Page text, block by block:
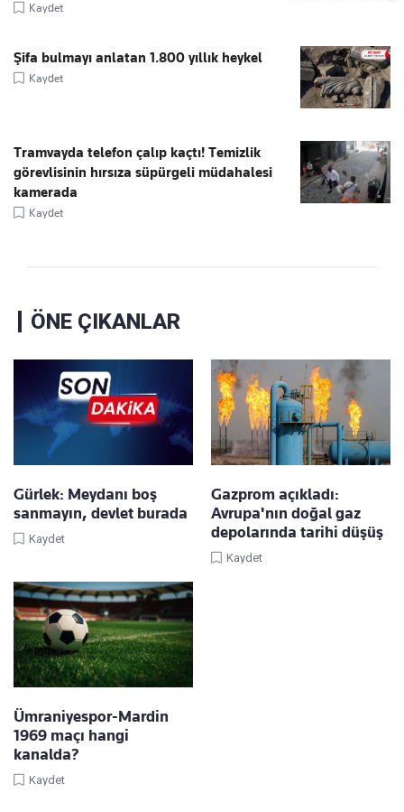
Kaydet
Şifa bulmayı anlatan 1.800 yıllık heykel
Kaydet
Tramvayda telefon çalıp kaçtı! Temizlik
görevlisinin hırsıza süpürgeli müdahalesi
kamerada
Kaydet
ÖNE ÇIKANLAR
Gürlek: Meydanı boş
sanmayın, devlet burada
Kaydet
Gazprom açıkladı:
Avrupa'nın doğal gaz
depolarında tarihi düşüş
Kaydet
Ümraniyespor-Mardin
1969 maçı hangi
kanalda?
Kaydet